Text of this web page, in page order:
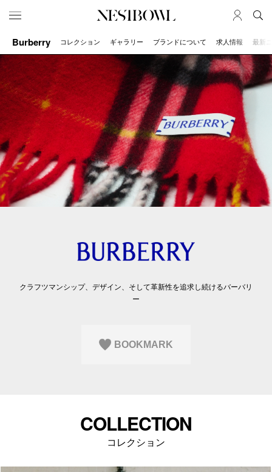
HOME JOB
求人検索
新着求人
ブランド一覧
JOURNAL
インタビュー
エデュケーション
ニュース＆イベント
データ
COLLABORATION
コラボ募集一覧
コラボ募集記事
コラボ実績案内
企業担当の方へ
MEMBER
ログイン
Burberry コレクション ギャラリー ブランドについて 求人情報 最新
クラフツマンシップ、デザイン、そして革新性を追求し続けるバーバリ
ー
BOOKMARK
COLLECTION
コレクション